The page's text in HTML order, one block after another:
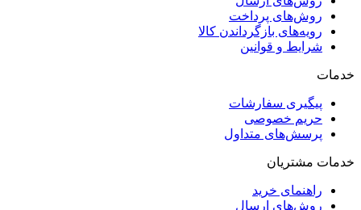
روش‌های پرداخت
رویه‌های بازگرداندن کالا
شرایط و قوانین
خدمات
پیگیری سفارشات
حریم خصوصی
پرسش‌های متداول
خدمات مشتریان
راهنمای خرید
روش‌های ارسال